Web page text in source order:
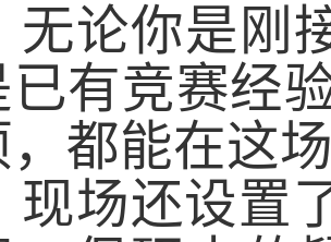
无论你是刚
已有竞赛经
，都能在这
现场还设置